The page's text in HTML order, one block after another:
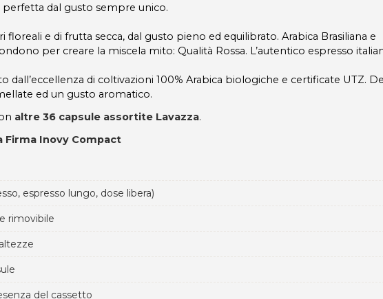
perfetta dal gusto sempre unico.
floreali e di frutta secca, dal gusto pieno ed equilibrato. Arabica Brasiliana e
per creare la miscela mito: Qualità Rossa. L’autentico espresso
dall’eccellenza di coltivazioni 100% Arabica biologiche e certificate UTZ.
ed un gusto aromatico.
altre 36 capsule assortite Lavazza.
Firma Inovy Compact
espresso lungo, dose libera)
rimovibile
del cassetto